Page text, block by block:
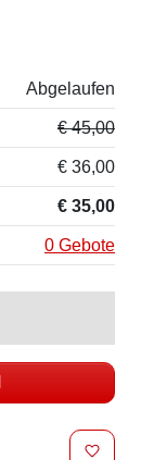
Abgelaufen
€ 45,00
€ 36,00
€ 35,00
0 Gebote
MERKEN